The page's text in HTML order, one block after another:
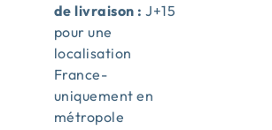
de livraison : J+15
pour une
localisation
France-
uniquement en
métropole